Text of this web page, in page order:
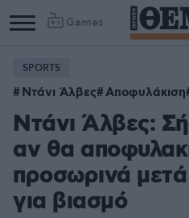
Games
SPORTS
Ντάνι Άλβες Αποφυλάκιση
Ντάνι Άλβες:
αν θα
προσωρινά
για βιασμό